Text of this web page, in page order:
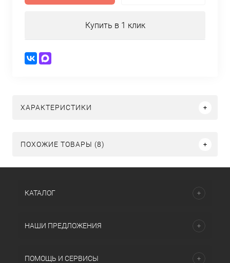
Купить в 1 клик
ХАРАКТЕРИСТИКИ
ПОХОЖИЕ ТОВАРЫ (8)
КАТАЛОГ
НАШИ ПРЕДЛОЖЕНИЯ
ПОМОЩЬ И СЕРВИСЫ